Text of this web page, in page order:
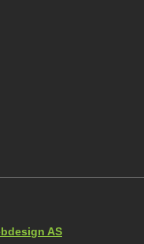
AS